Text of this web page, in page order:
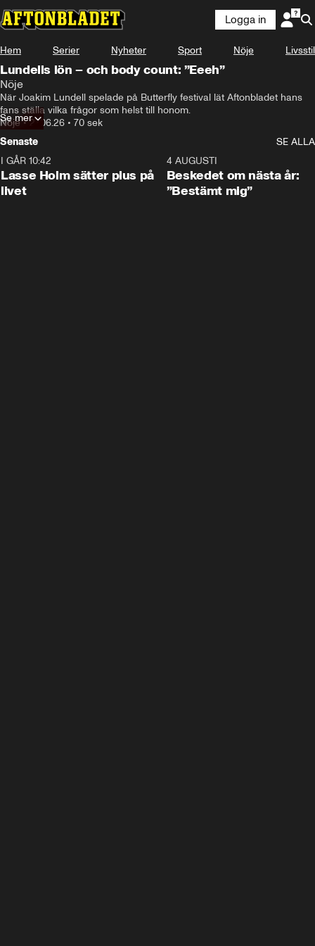
Logga in
Hem Serier Nyheter Sport Nöje Livsstil
Lundells lön – och body count: ”Eeeh”
Nöje
När Joakim Lundell spelade på Butterfly festival lät Aftonbladet hans
Nöje•27.06.26 • 70 sek
Se mer
Senaste
SE ALLA
I GÅR 10:42
Lasse Holm sätter plus på
livet
4 AUGUSTI
Beskedet om nästa år:
”Bestämt mig”